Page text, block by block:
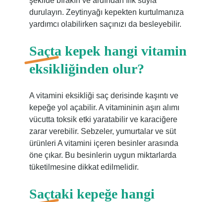
durulayın. Zeytinyağı kepekten kurtulmanıza
yardımcı olabilirken saçınızı da besleyebilir.
Saçta kepek hangi vitamin
eksikliğinden olur?
A vitamini eksikliği saç derisinde kaşıntı ve
kepeğe yol açabilir. A vitamininin aşırı alımı
vücutta toksik etki yaratabilir ve karaciğere
zarar verebilir. Sebzeler, yumurtalar ve süt
ürünleri A vitamini içeren besinler arasında
öne çıkar. Bu besinlerin uygun miktarlarda
tüketilmesine dikkat edilmelidir.
Saçtaki kepeğe hangi